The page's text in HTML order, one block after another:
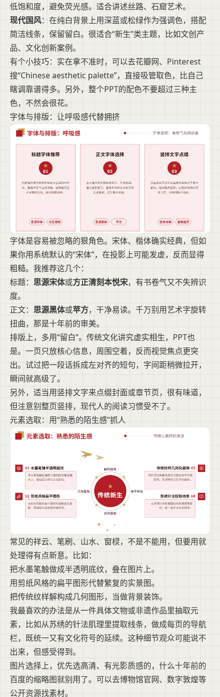
低饱和度，避免荧光感。适合讲述丝路、石窟艺术。
现代国风：在纯白背景上用深蓝或松绿作为强调色，搭配
简洁线条，保留留白。很适合“新生”类主题，比如文创产
品、文化创新案例。
有个小技巧：实在拿不准时，可以去花瓣网、Pinterest
搜“Chinese aesthetic palette”，直接吸管取色，比自己
瞎调靠谱得多。另外，整个PPT的配色不要超过三种主
色，不然会很花。
字体与排版：让呼吸感代替拥挤
字体是容易被忽略的狠角色。宋体、楷体确实经典，但如
果你用系统默认的“宋体”，在投影上可能发虚，反而显得
粗糙。我推荐这几个：
标题： 思源宋体或方正清刻本悦宋，有书卷气又不失辨识
度。
正文： 思源黑体或苹方，干净易读。千万别用艺术字旋转
扭曲，那是十年前的审美。
排版上，多用“留白”。传统文化讲究虚实相生，PPT也
是。一页只放核心信息，周围空着，反而视觉焦点更突
出。试过把一段话拆成左对齐的短句，字间距稍微拉开，
瞬间就高级了。
另外，适当用竖排文字来点缀封面或章节页，很有味道，
但注意别整页竖排，现代人的阅读习惯受不了。
元素选取：用“熟悉的陌生感”抓人
常见的祥云、笔刷、山水、窗棂，不是不能用，但要用就
处理得有点新意。比如：
把水墨笔触做成半透明底纹，叠在图片上。
用剪纸风格的扁平图形代替繁复的实景图。
把传统纹样解构成几何图形，当做背景装饰。
我最喜欢的办法是从一件具体文物或非遗作品里抽取元
素，比如从苏绣的针法肌理里提取线条，做成每页的导航
栏，既统一又有文化符号的延续。这种细节观众可能说不
出来，但感受得到。
图片选择上，优先选高清、有光影质感的，什么十年前的
百度的缩略图就别用了。可以去博物馆官网、数字敦煌等
公开资源找素材。